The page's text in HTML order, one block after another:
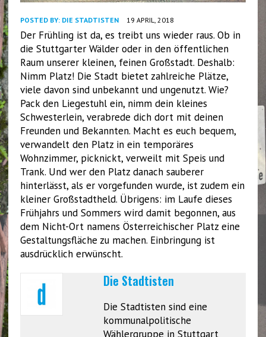
POSTED BY: DIE STADTISTEN 19 APRIL, 2018
Der Frühling ist da, es treibt uns wieder raus. Ob in
die Stuttgarter Wälder oder in den öffentlichen
Raum unserer kleinen, feinen Großstadt. Deshalb:
Nimm Platz! Die Stadt bietet zahlreiche Plätze,
viele davon sind unbekannt und ungenutzt. Wie?
Pack den Liegestuhl ein, nimm dein kleines
Schwesterlein, verabrede dich dort mit deinen
Freunden und Bekannten. Macht es euch bequem,
verwandelt den Platz in ein temporäres
Wohnzimmer, picknickt, verweilt mit Speis und
Trank. Und wer den Platz danach sauberer
hinterlässt, als er vorgefunden wurde, ist zudem ein
kleiner Großstadtheld. Übrigens: im Laufe dieses
Frühjahrs und Sommers wird damit begonnen, aus
dem Nicht-Ort namens Österreichischer Platz eine
Gestaltungsfläche zu machen. Einbringung ist
ausdrücklich erwünscht.
Die Stadtisten
Die Stadtisten sind eine
kommunalpolitische
Wählergruppe in Stuttgart